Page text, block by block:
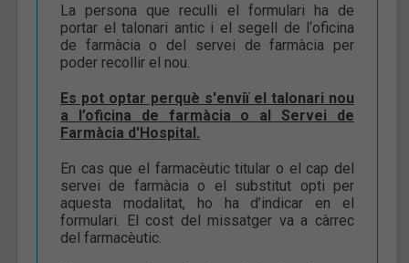
La persona que reculli el formulari ha de
portar el talonari antic i el segell de l‘oficina
de farmàcia o del servei de farmàcia per
poder recollir el nou.
Es pot optar perquè s'enviï el talonari nou
a l’oficina de farmàcia o al Servei de
Farmàcia d'Hospital.
En cas que el farmacèutic titular o el cap del
servei de farmàcia o el substitut opti per
aquesta modalitat, ho ha d’indicar en el
formulari. El cost del missatger va a càrrec
del farmacèutic.